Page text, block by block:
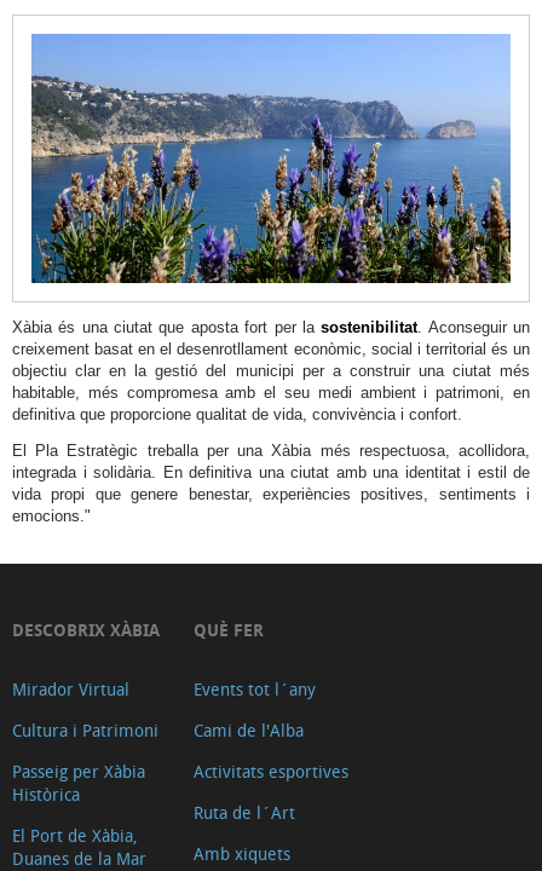
Xàbia és una ciutat que aposta fort per lasostenibilitat. Aconseguir un
creixement basat en el desenrotllament econòmic, social i territorial és un
objectiu clar en la gestió del municipi per a construir una ciutat més
habitable, més compromesa amb el seu medi ambient i patrimoni, en
definitiva que proporcione qualitat de vida, convivència i confort.
El Pla Estratègic treballa per una Xàbia més respectuosa, acollidora,
integrada i solidària. En definitiva una ciutat amb una identitat i estil de
vida propi que genere benestar, experiències positives, sentiments i
emocions."
DESCOBRIX XÀBIA
Mirador Virtual
Cultura i Patrimoni
Passeig per Xàbia
Històrica
El Port de Xàbia,
Duanes de la Mar
QUÈ FER
Events tot l´any
Cami de l'Alba
Activitats esportives
Ruta de l´Art
Amb xiquets